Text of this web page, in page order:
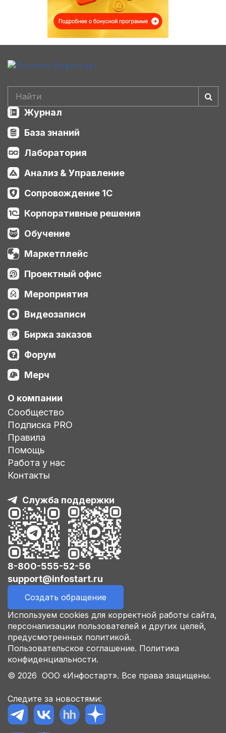
Журнал
База знаний
Лаборатория
Анализ & Управление
Сопровождение 1С
Корпоративные решения
Обучение
Маркетплейс
Проектный офис
Мероприятия
Видеозаписи
Биржа заказов
Форум
Мерч
О компании
Сообщество
Подписка PRO
Правила
Помощь
Работа у нас
Контакты
Служба поддержки
8-800-555-52-56
support@infostart.ru
Создать обращение
Используем cookies для корректной работы сайта,
персонализации пользователей и других целей,
предусмотренных политикой.
Пользовательское соглашение. Политика
конфиденциальности.
© 2026 ООО «Инфостарт». Все права защищены.
Следите за новостями: